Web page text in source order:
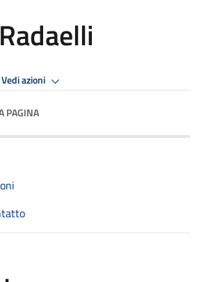
Vedi azioni
PAGINA